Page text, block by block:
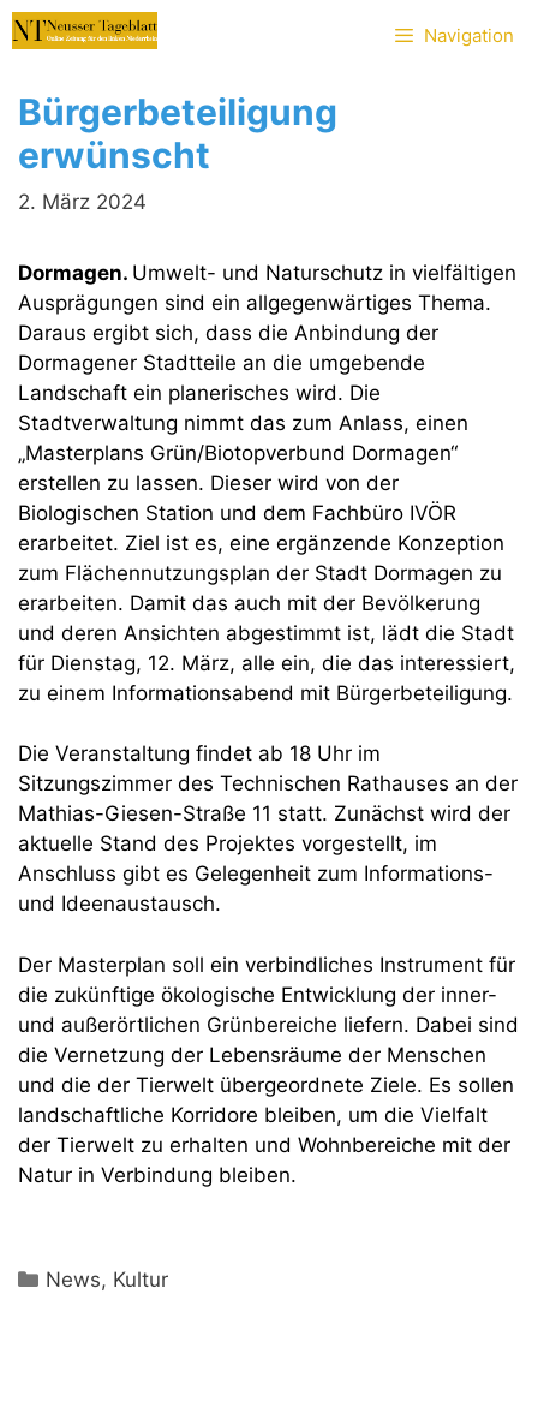
Zum
Inhalt
Navigation
Bürgerbeteiligung
erwünscht
2. März 2024
Dormagen. Umwelt- und Naturschutz in vielfältigen
Ausprägungen sind ein allgegenwärtiges Thema.
Daraus ergibt sich, dass die Anbindung der
Dormagener Stadtteile an die umgebende
Landschaft ein planerisches wird. Die
Stadtverwaltung nimmt das zum Anlass, einen
„Masterplans Grün/Biotopverbund Dormagen“
erstellen zu lassen. Dieser wird von der
Biologischen Station und dem Fachbüro IVÖR
erarbeitet. Ziel ist es, eine ergänzende Konzeption
zum Flächennutzungsplan der Stadt Dormagen zu
erarbeiten. Damit das auch mit der Bevölkerung
und deren Ansichten abgestimmt ist, lädt die Stadt
für Dienstag, 12. März, alle ein, die das interessiert,
zu einem Informationsabend mit Bürgerbeteiligung.
Die Veranstaltung findet ab 18 Uhr im
Sitzungszimmer des Technischen Rathauses an der
Mathias-Giesen-Straße 11 statt. Zunächst wird der
aktuelle Stand des Projektes vorgestellt, im
Anschluss gibt es Gelegenheit zum Informations-
und Ideenaustausch.
Der Masterplan soll ein verbindliches Instrument für
die zukünftige ökologische Entwicklung der inner-
und außerörtlichen Grünbereiche liefern. Dabei sind
die Vernetzung der Lebensräume der Menschen
und die der Tierwelt übergeordnete Ziele. Es sollen
landschaftliche Korridore bleiben, um die Vielfalt
der Tierwelt zu erhalten und Wohnbereiche mit der
Natur in Verbindung bleiben.
Kategorien
News, Kultur